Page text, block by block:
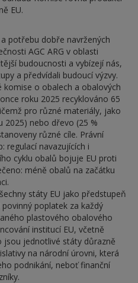
EU.
potřebu dobře navržených
AGC ARG v oblasti
budoucnosti a vybízejí nás,
a předvídali budoucí výzvy.
komise o obalech a obalových
roku 2025 recyklováno 65
pro různé materiály, jako
2025) nebo dřevo (25 %
různé cíle. Právní
regulací navazujících i
cyklu obalů bojuje EU proti
méně obalů na začátku
státy EU jako předstupeň
poplatek za každý
plastového obalového
institucí EU, včetně
jsou jednotlivé státy důrazně
na národní úrovni, která
podnikání, neboť finanční